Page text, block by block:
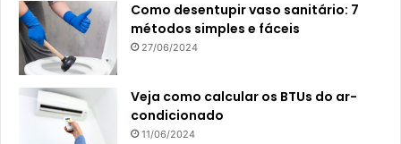
Como desentupir vaso sanitário: 7
métodos simples e fáceis
27/06/2024
Veja como calcular os BTUs do ar-
condicionado
11/06/2024